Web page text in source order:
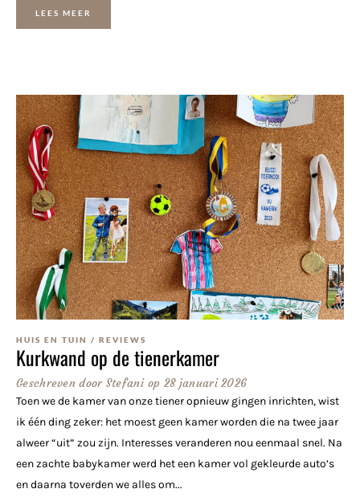
LEES MEER
HUIS EN TUIN / REVIEWS
Kurkwand op de tienerkamer
Geschreven doorStefani op 28 januari 2026
Toen we de kamer van onze tiener opnieuw gingen inrichten, wist
ik één ding zeker: het moest geen kamer worden die na twee jaar
alweer “uit” zou zijn. Interesses veranderen nou eenmaal snel. Na
een zachte babykamer werd het een kamer vol gekleurde auto’s
en daarna toverden we alles om...